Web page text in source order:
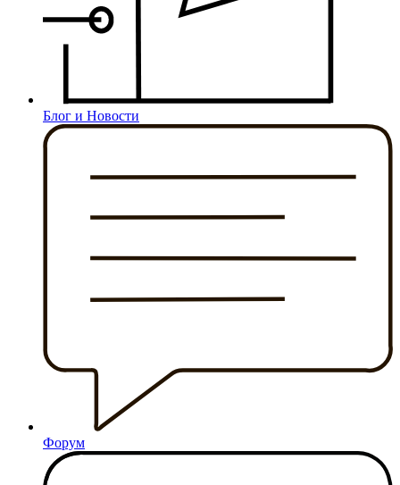
Блог и Новости
Форум